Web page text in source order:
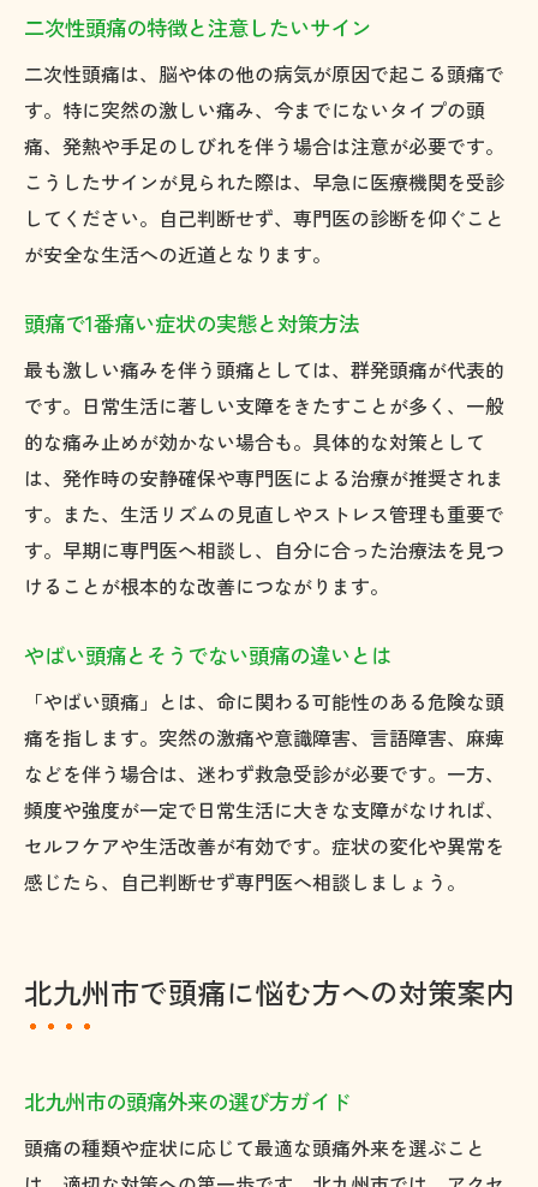
口コミで話題の北九州頭痛相談先まとめ
北九州市で相談しやすい頭痛外来の特徴
実際の口コミから選ぶ頭痛専門クリニック
頭痛相談できる信頼できる医師の探し方
口コミで人気の脳神経外科のポイント
頭痛外来を選ぶ際に注目すべき口コミ情報
頭痛外来の診療内容を事前に確認しよう
評判や口コミを活かした選び方の工夫
アクセスや通いやすさも頭痛外来選びの鍵
専門医の経歴や専門性をチェックしよう
自分の頭痛種類に合う外来を選ぶポイント
初診時に確認したい頭痛外来のポイント
安心できる頭痛対策を実践するために
医療機関との連携で安心の頭痛対策を
日常で続けられる頭痛予防法の紹介
頭痛専門医と一緒に考える対策方法
頭痛の種類ごとに適した予防と対応を知る
安心して通える頭痛相談先を見つけるコツ
二次性頭痛の特徴と注意したいサイン
二次性頭痛は、脳や体の他の病気が原因で起こる頭痛で
す。特に突然の激しい痛み、今までにないタイプの頭
痛、発熱や手足のしびれを伴う場合は注意が必要です。
こうしたサインが見られた際は、早急に医療機関を受診
してください。自己判断せず、専門医の診断を仰ぐこと
が安全な生活への近道となります。
頭痛で1番痛い症状の実態と対策方法
最も激しい痛みを伴う頭痛としては、群発頭痛が代表的
です。日常生活に著しい支障をきたすことが多く、一般
的な痛み止めが効かない場合も。具体的な対策として
は、発作時の安静確保や専門医による治療が推奨されま
す。また、生活リズムの見直しやストレス管理も重要で
す。早期に専門医へ相談し、自分に合った治療法を見つ
けることが根本的な改善につながります。
やばい頭痛とそうでない頭痛の違いとは
「やばい頭痛」とは、命に関わる可能性のある危険な頭
痛を指します。突然の激痛や意識障害、言語障害、麻痺
などを伴う場合は、迷わず救急受診が必要です。一方、
頻度や強度が一定で日常生活に大きな支障がなければ、
セルフケアや生活改善が有効です。症状の変化や異常を
感じたら、自己判断せず専門医へ相談しましょう。
北九州市で頭痛に悩む方への対策案内
北九州市の頭痛外来の選び方ガイド
頭痛の種類や症状に応じて最適な頭痛外来を選ぶこと